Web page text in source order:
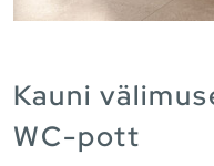
Kauni
WC-pott